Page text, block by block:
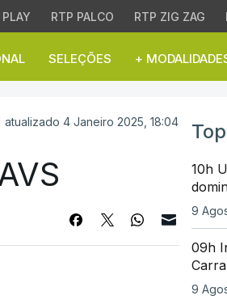
RTP PALCO RTP ZIG ZAG
SELEÇÕES +
atualizado 4 Janeiro 2025, 18:04
10h
9
09h
9